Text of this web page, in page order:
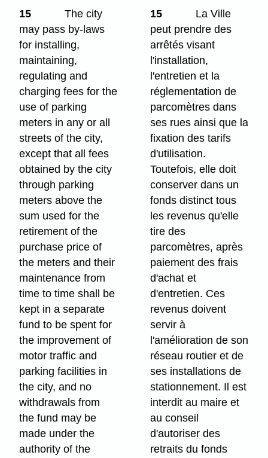
15
The city
may pass by-laws
for installing,
maintaining,
regulating and
charging fees for the
use of parking
meters in any or all
streets of the city,
except that all fees
obtained by the city
through parking
meters above the
sum used for the
retirement of the
purchase price of
the meters and their
maintenance from
time to time shall be
kept in a separate
fund to be spent for
the improvement of
motor traffic and
parking facilities in
the city, and no
withdrawals from
the fund may be
made under the
authority of the
15
La Ville
peut prendre des
arrêtés visant
l'installation,
l'entretien et la
réglementation de
parcomètres dans
ses rues ainsi que la
fixation des tarifs
d'utilisation.
Toutefois, elle doit
conserver dans un
fonds distinct tous
les revenus qu'elle
tire des
parcomètres, après
paiement des frais
d'achat et
d'entretien. Ces
revenus doivent
servir à
l'amélioration de son
réseau routier et de
ses installations de
stationnement. Il est
interdit au maire et
au conseil
d'autoriser des
retraits du fonds